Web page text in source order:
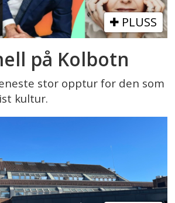
PLUSS
på Kolbotn
stor opptur for den som
kultur.